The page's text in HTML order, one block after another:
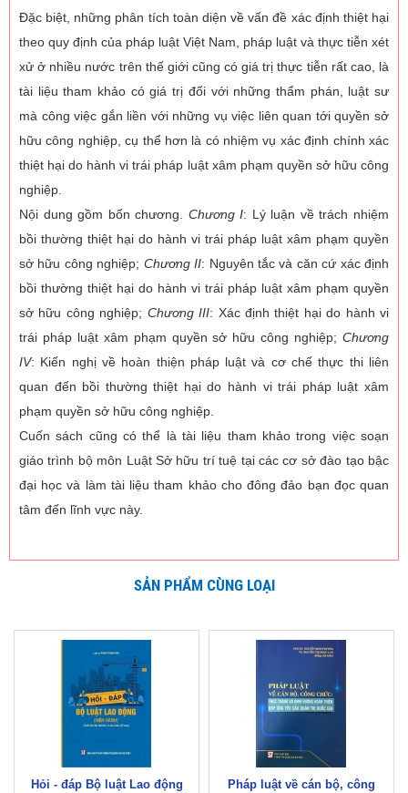
Đặc biệt, những phân tích toàn diện về vấn đề xác định thiệt hại
theo quy định của pháp luật Việt Nam, pháp luật và thực tiễn xét
xử ở nhiều nước trên thế giới cũng có giá trị thực tiễn rất cao, là
tài liệu tham khảo có giá trị đối với những thẩm phán, luật sư
mà công việc gắn liền với những vụ việc liên quan tới quyền sở
hữu công nghiệp, cụ thể hơn là có nhiệm vụ xác định chính xác
thiệt hại do hành vi trái pháp luật xâm phạm quyền sở hữu công
nghiệp.
Nội dung gồm bốn chương. Chương I: Lý luận về trách nhiệm
bồi thường thiệt hại do hành vi trái pháp luật xâm phạm quyền
sở hữu công nghiệp; Chương II: Nguyên tắc và căn cứ xác định
bồi thường thiệt hại do hành vi trái pháp luật xâm phạm quyền
sở hữu công nghiệp; Chương III: Xác định thiệt hại do hành vi
trái pháp luật xâm phạm quyền sở hữu công nghiệp; Chương
IV: Kiến nghị về hoàn thiện pháp luật và cơ chế thực thi liên
quan đến bồi thường thiệt hại do hành vi trái pháp luật xâm
phạm quyền sở hữu công nghiệp.
Cuốn sách cũng có thể là tài liệu tham khảo trong việc soạn
giáo trình bộ môn Luật Sở hữu trí tuệ tại các cơ sở đào tạo bậc
đại học và làm tài liệu tham khảo cho đông đảo bạn đọc quan
tâm đến lĩnh vực này.
SẢN PHẨM CÙNG LOẠI
Hỏi - đáp Bộ luật Lao động
Pháp luật về cán bộ, công